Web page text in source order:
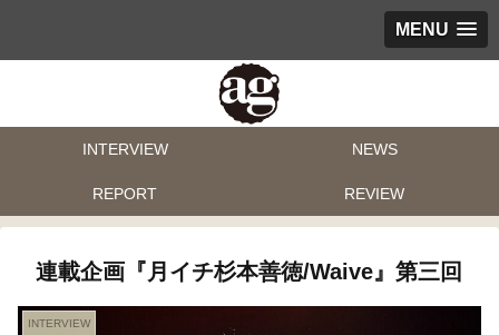
MENU
INTERVIEW NEWS
REPORT REVIEW
連載企画『月イチ杉本善徳/Waive』第三回
INTERVIEW